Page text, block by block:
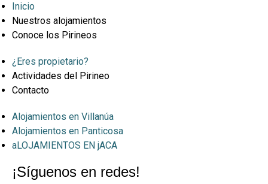
Inicio
Nuestros alojamientos
Conoce los Pirineos
¿Eres propietario?
Actividades del Pirineo
Contacto
Alojamientos en Villanúa
Alojamientos en Panticosa
aLOJAMIENTOS EN jACA
¡Síguenos en redes!